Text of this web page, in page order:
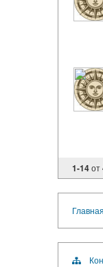
1-14от
Главная